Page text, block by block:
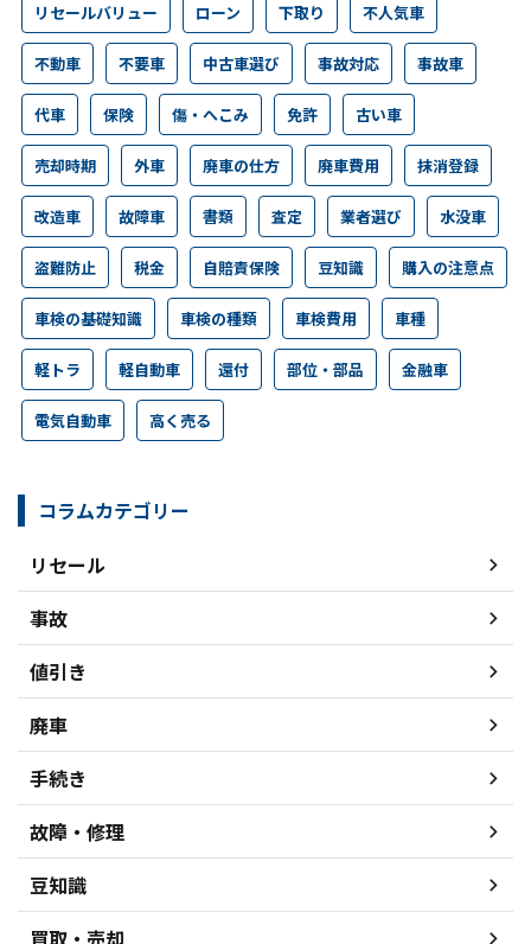
リセールバリュー ローン 下取り 不人気車
不動車 不要車 中古車選び 事故対応 事故車
代車 保険 傷・へこみ 免許 古い車
売却時期 外車 廃車の仕方 廃車費用 抹消登録
改造車 故障車 書類 査定 業者選び 水没車
盗難防止 税金 自賠責保険 豆知識 購入の注意点
車検の基礎知識 車検の種類 車検費用 車種
軽トラ 軽自動車 還付 部位・部品 金融車
電気自動車 高く売る
コラムカテゴリー
リセール
事故
値引き
廃車
手続き
故障・修理
豆知識